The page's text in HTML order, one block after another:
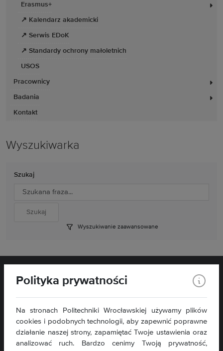
Erasmus+
↗ Kalendarz akademicki
↗ Serwis EDoK
↗ Standardy ochrony małoletnich
USOS
Pracownicy
Badania
Kontakt
Wyszukiwarka
Szukaj
Wyszukiwanie zaawansowane
Wydział Matematyki
Wybrzeże Wyspiańskiego 27
50-370 Wrocław
Polityka prywatności
Na stronach Politechniki Wrocławskiej używamy plików
cookies i podobnych technologii, aby zapewnić poprawne
działanie naszej strony, zapamiętać Twoje ustawienia oraz
analizować ruch. Bardzo cenimy Twoją prywatność,